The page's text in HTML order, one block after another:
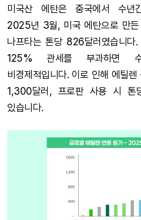
미국산 에탄은 중국에서 수년
2025년 3월, 미국 에탄으로 만
나프타는 톤당 826달러였습니다
125% 관세를 부과하면 수
비경제적입니다. 이로 인해 에틸
1,300달러, 프로판 사용 시 톤
있습니다.